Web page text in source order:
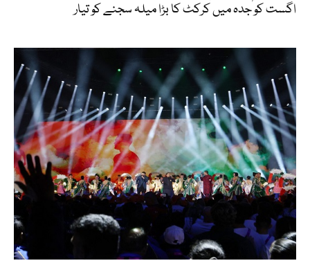
اگست کو جدہ میں کرکٹ کا بڑا میلہ سجنے کو تیار